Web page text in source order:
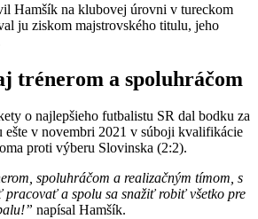
Hamšík na klubovej úrovni v tureckom
ju ziskom majstrovského titulu, jeho
trénerom a spoluhráčom
o najlepšieho futbalistu SR dal bodku za
ešte v novembri 2021 v súboji kvalifikácie
proti výberu Slovinska (2:2).
spoluhráčom a realizačným tímom, s
pracovať a spolu sa snažiť robiť všetko pre
napísal Hamšík.